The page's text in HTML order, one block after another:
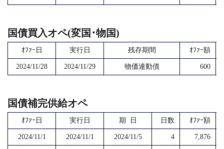
国債買入オペ(変国･物国)
ｵﾌｧｰ日 実行日 残存期間 ｵﾌｧｰ額
2024/11/28 2024/11/29 物価連動債 600
国債補完供給オペ
ｵﾌｧｰ日 実行日 期 日 日数 ｵﾌｧｰ額
2024/11/1 2024/11/1 2024/11/5 4 7,876